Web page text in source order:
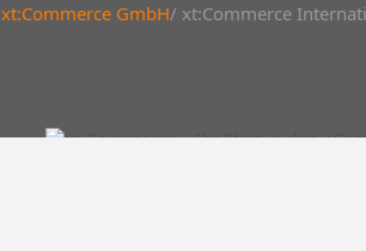
xt:Commerce GmbH/ xt:Commerce